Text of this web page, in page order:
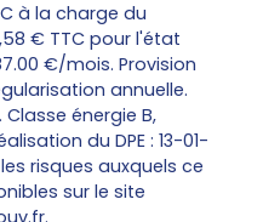
à la charge du
€ TTC pour l'état
€/mois. Provision
annuelle.
énergie B,
du DPE : 13-01-
risques auxquels ce
sur le site